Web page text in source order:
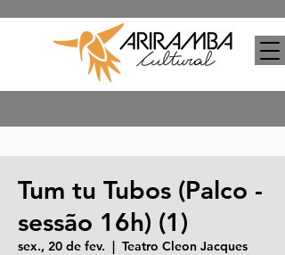
Tum tu Tubos (Palco -
sessão 16h) (1)
sex., 20 de fev.
  |
Teatro Cleon Jacques